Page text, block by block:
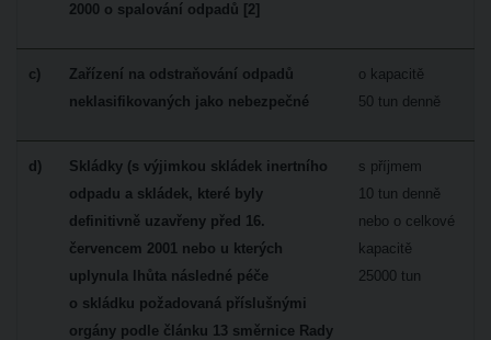
2000 o spalování odpadů [2]
c)
Zařízení na odstraňování odpadů
neklasifikovaných jako nebezpečné
o kapacitě
50 tun denně
d)
Skládky (s výjimkou skládek inertního
odpadu a skládek, které byly
definitivně uzavřeny před 16.
červencem 2001 nebo u kterých
uplynula lhůta následné péče
o skládku požadovaná příslušnými
orgány podle článku 13 směrnice Rady
s příjmem
10 tun denně
nebo o celkové
kapacitě
25000 tun